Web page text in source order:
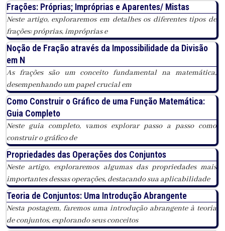
Frações: Próprias; Impróprias e Aparentes/ Mistas
Neste artigo, exploraremos em detalhes os diferentes tipos de
frações: próprias, impróprias e
Noção de Fração através da Impossibilidade da Divisão
em N
As frações são um conceito fundamental na matemática,
desempenhando um papel crucial em
Como Construir o Gráfico de uma Função Matemática:
Guia Completo
Neste guia completo, vamos explorar passo a passo como
construir o gráfico de
Propriedades das Operações dos Conjuntos
Neste artigo, exploraremos algumas das propriedades mais
importantes dessas operações, destacando sua aplicabilidade
Teoria de Conjuntos: Uma Introdução Abrangente
Nesta postagem, faremos uma introdução abrangente à teoria
de conjuntos, explorando seus conceitos